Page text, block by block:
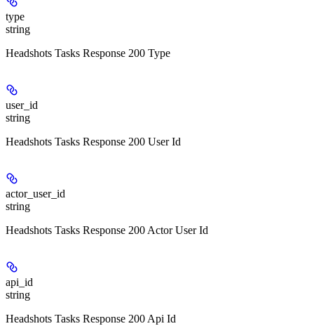
type
string
Headshots Tasks Response 200 Type
user_id
string
Headshots Tasks Response 200 User Id
actor_user_id
string
Headshots Tasks Response 200 Actor User Id
api_id
string
Headshots Tasks Response 200 Api Id